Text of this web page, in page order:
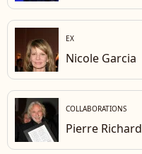
EX
Nicole Garcia
COLLABORATIONS
Pierre Richard